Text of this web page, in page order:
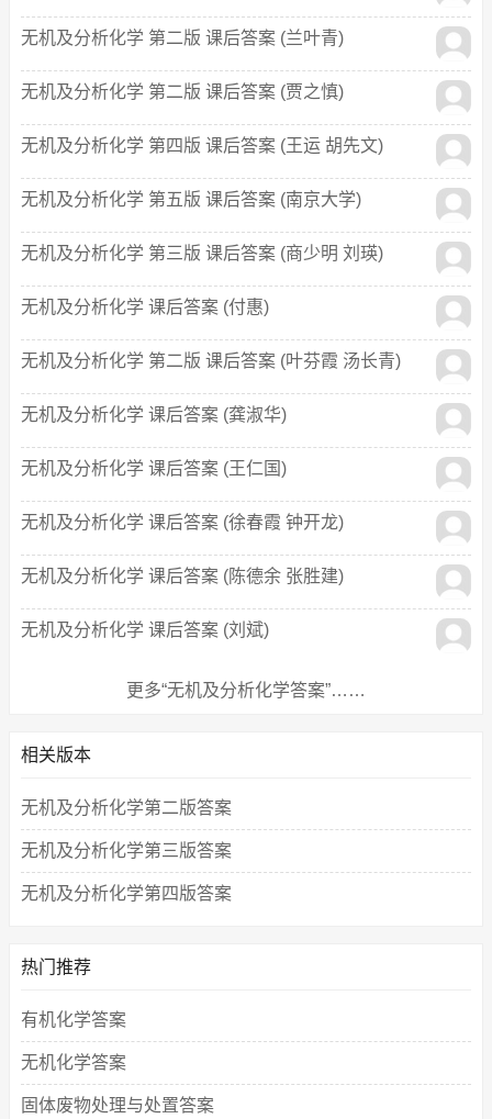
无机及分析化学 第二版 课后答案 (兰叶青)
无机及分析化学 第二版 课后答案 (贾之慎)
无机及分析化学 第四版 课后答案 (王运 胡先文)
无机及分析化学 第五版 课后答案 (南京大学)
无机及分析化学 第三版 课后答案 (商少明 刘瑛)
无机及分析化学 课后答案 (付惠)
无机及分析化学 第二版 课后答案 (叶芬霞 汤长青)
无机及分析化学 课后答案 (龚淑华)
无机及分析化学 课后答案 (王仁国)
无机及分析化学 课后答案 (徐春霞 钟开龙)
无机及分析化学 课后答案 (陈德余 张胜建)
无机及分析化学 课后答案 (刘斌)
更多“无机及分析化学答案”……
相关版本
无机及分析化学第二版答案
无机及分析化学第三版答案
无机及分析化学第四版答案
热门推荐
有机化学答案
无机化学答案
固体废物处理与处置答案